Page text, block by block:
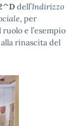
dell’Indirizzo
, per
e l’esempio
rinascita del